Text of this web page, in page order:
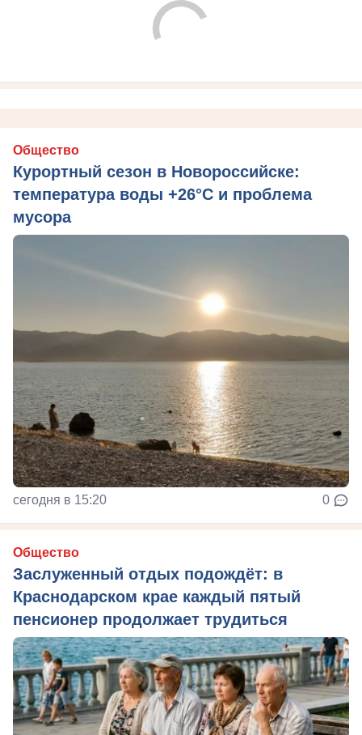
Общество
Курортный сезон в Новороссийске:
температура воды +26°C и проблема
мусора
сегодня в 15:20 0
Общество
Заслуженный отдых подождёт: в
Краснодарском крае каждый пятый
пенсионер продолжает трудиться